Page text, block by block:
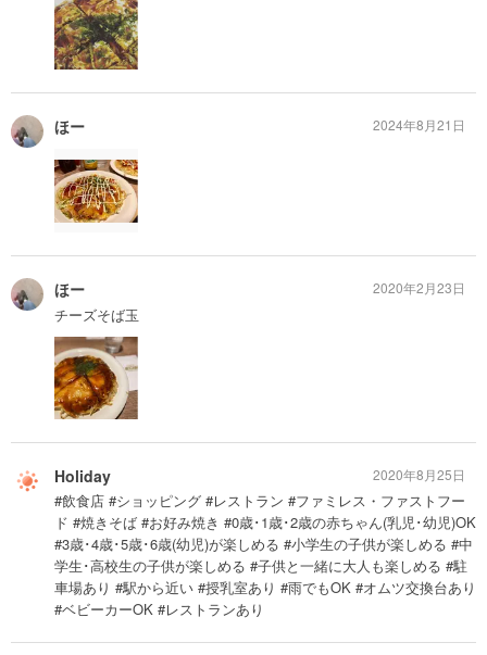
ほー 2024年8月21日
ほー
チーズそば玉
2020年2月23日
Holiday
#飲食店 #ショッピング #レストラン #ファミレス・ファストフー
ド #焼きそば #お好み焼き #0歳･1歳･2歳の赤ちゃん(乳児･幼児)OK
#3歳･4歳･5歳･6歳(幼児)が楽しめる #小学生の子供が楽しめる #中
学生･高校生の子供が楽しめる #子供と一緒に大人も楽しめる #駐
車場あり #駅から近い #授乳室あり #雨でもOK #オムツ交換台あり
#ベビーカーOK #レストランあり
2020年8月25日